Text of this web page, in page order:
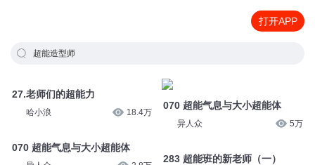
打开APP
超能造型师
27.老师们的超能力
哈小浪 18.4万
070 超能气息与大小超能体
070 超能气息与大小超能体
异人众 5万
283 超能班的新老师（一）